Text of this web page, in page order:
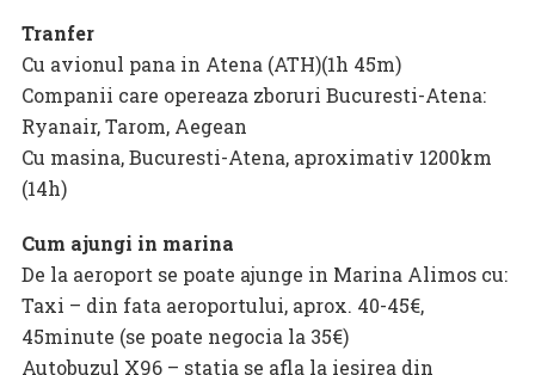
Tranfer
Cu avionul pana in Atena (ATH)(1h 45m)
Companii care opereaza zboruri Bucuresti-Atena:
Ryanair, Tarom, Aegean
Cu masina, Bucuresti-Atena, aproximativ 1200km
(14h)
Cum ajungi in marina
De la aeroport se poate ajunge in Marina Alimos cu:
Taxi – din fata aeroportului, aprox. 40-45€,
45minute (se poate negocia la 35€)
Autobuzul X96 – statia se afla la iesirea din